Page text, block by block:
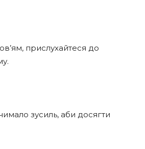
прислухайтеся до
зусиль, аби досягти